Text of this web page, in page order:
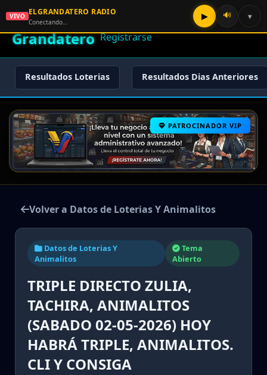
🌟 El
Grandatero
🔑 Iniciar Sesión
📝
Registrarse
Resultados Loterias Resultados Dias Anteriores
PATROCINADOR VIP
Volver a Datos de Loterias Y Animalitos
Datos de Loterias Y
Animalitos
Tema
Abierto
TRIPLE DIRECTO ZULIA,
TACHIRA, ANIMALITOS
(SABADO 02-05-2026) HOY
HABRÁ TRIPLE, ANIMALITOS.
CLI Y CONSIGA
VIVO ELGRANDATERO RADIO
Conectando…
▶ 🔊 ▾